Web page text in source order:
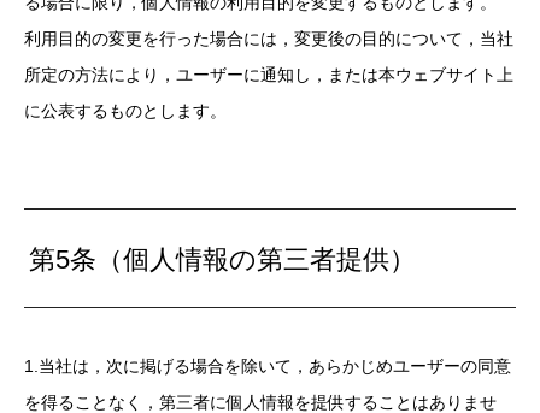
利用目的の変更を行った場合には，変更後の目的について，当社
所定の方法により，ユーザーに通知し，または本ウェブサイト上
に公表するものとします。
第5条（個人情報の第三者提供）
1.当社は，次に掲げる場合を除いて，あらかじめユーザーの同意
を得ることなく，第三者に個人情報を提供することはありませ